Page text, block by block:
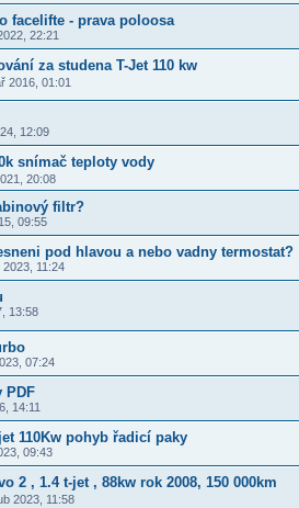
facelifte - prava poloosa
22:21
za studena T-Jet 110 kw
2016, 01:01
12:09
snímač teploty vody
20:08
filtr?
09:55
pod hlavou a nebo vadny termostat?
2023, 11:24
13:58
07:24
PDF
14:11
110Kw pohyb řadicí paky
09:43
2 , 1.4 t-jet , 88kw rok 2008, 150 000km
2023, 11:58